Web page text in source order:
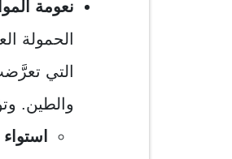
نعومة
الحمولة
التي
والطين.